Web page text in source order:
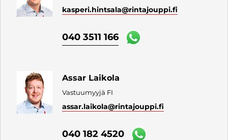
kasperi.hintsala@rintajouppi.fi
040 3511 166
Assar Laikola
Vastuumyyjä FI
assar.laikola@rintajouppi.fi
040 182 4520